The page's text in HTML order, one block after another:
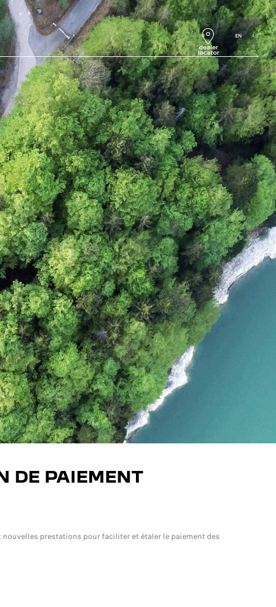
EN AR
DE PAIEMENT
prestations pour faciliter et étaler le paiement des